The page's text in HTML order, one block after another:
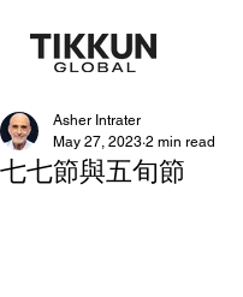
七七節與五旬節
Asher Intrater
May 27, 2023 2 min read